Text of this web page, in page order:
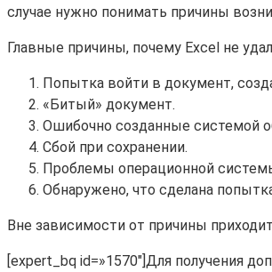
случае нужно понимать причины
Главные причины, почему Excel не
Попытка войти в документ,
«Битый» документ.
Ошибочно созданные системой
Сбой при сохранении.
Проблемы операционной
Обнаружено, что сделана
Вне зависимости от причины
[expert_bq id=»1570″]Для получения